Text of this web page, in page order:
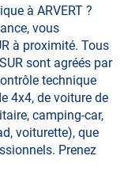
à ARVERT ?
vous
à proximité. Tous
sont agréés par
technique
4x4, de voiture de
camping-car,
voiturette), que
Prenez